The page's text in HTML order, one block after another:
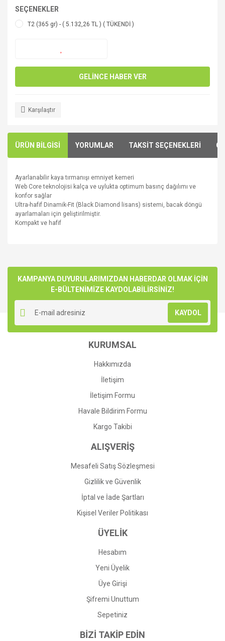
SEÇENEKLER
T2 (365 gr) - ( 5.132,26 TL ) ( TÜKENDİ )
GELİNCE HABER VER
Karşılaştır
ÜRÜN BİLGİSİ YORUMLAR TAKSİT SEÇENEKLERİ
Ayarlanabilir kaya tırmanışı emniyet kemeri
Web Core teknolojisi kalça ve uylukta optimum basınç dağılımı ve
konfor sağlar
Ultra-hafif Dinamik-Fit (Black Diamond lisans) sistemi, bacak döngü
ayarlamaları için geliştirilmiştir.
Kompakt ve hafif
Yorum Yaz
kullanarak tarafımıza iletebilirsiniz.
Görüş ve önerileriniz için teşekkür ederiz.
Ürün resmi kalitesiz, bozuk veya görüntülenemiyor.
Ürün açıklamasında eksik bilgiler bulunuyor.
Ürün bilgilerinde hatalar bulunuyor.
Ürün fiyatı diğer sitelerden daha pahalı.
Gönder
KAMPANYA DUYURULARIMIZDAN HABERDAR OLMAK İÇİN
E-BÜLTENİMİZE KAYDOLABİLİRSİNİZ!
KAYDOL
KURUMSAL
Hakkımızda
İletişim
İletişim Formu
Havale Bildirim Formu
Kargo Takibi
ALIŞVERİŞ
Mesafeli Satış Sözleşmesi
Gizlilik ve Güvenlik
İptal ve İade Şartları
Kişisel Veriler Politikası
ÜYELİK
Hesabım
Yeni Üyelik
Üye Girişi
Şifremi Unuttum
Sepetiniz
BİZİ TAKİP EDİN